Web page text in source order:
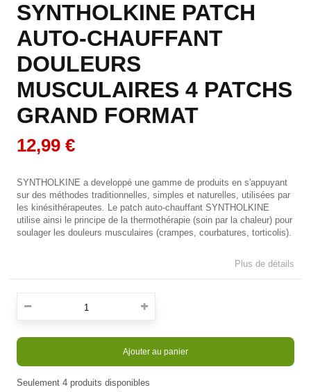
SYNTHOLKINE PATCH
AUTO-CHAUFFANT
DOULEURS
MUSCULAIRES 4 PATCHS
GRAND FORMAT
12,99 €
SYNTHOLKINE a developpé une gamme de produits en s'appuyant
sur des méthodes traditionnelles, simples et naturelles, utilisées par
les kinésithérapeutes. Le patch auto-chauffant SYNTHOLKINE
utilise ainsi le principe de la thermothérapie (soin par la chaleur) pour
soulager les douleurs musculaires (crampes, courbatures, torticolis).
Plus de détails
Ajouter au panier
Seulement 4 produits disponibles